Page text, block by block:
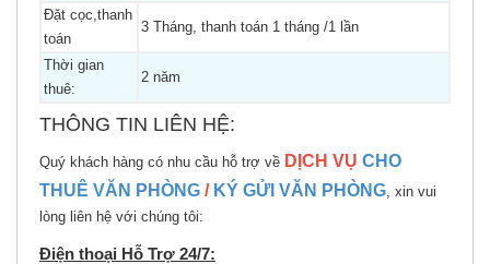
Đặt cọc,thanh
toán
3 Tháng, thanh toán 1 tháng /1 lần
Thời gian
thuê:
2 năm
THÔNG TIN LIÊN HỆ:
Quý khách hàng có nhu cầu hỗ trợ về DỊCH VỤ CHO
THUÊ VĂN PHÒNG / KÝ GỬI VĂN PHÒNG, xin vui
lòng liên hệ với chúng tôi:
Điện thoại Hỗ Trợ 24/7: